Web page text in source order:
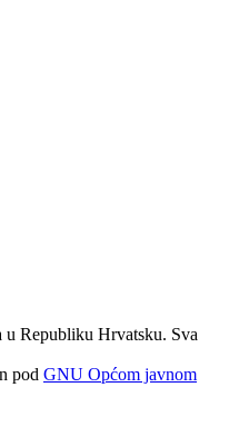
Republiku Hrvatsku. Sva
pod GNU Općom javnom